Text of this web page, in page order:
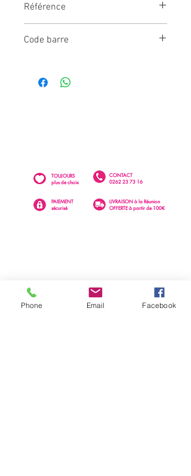
Référence
Code barre
CONTACT
0262 23 73 16
TOUJOURS
plus de choix
PAIEMENT
sécurisé
LIVRAISON à la Réunion
OFFERTE à partir de 100€
Phone Email Facebook